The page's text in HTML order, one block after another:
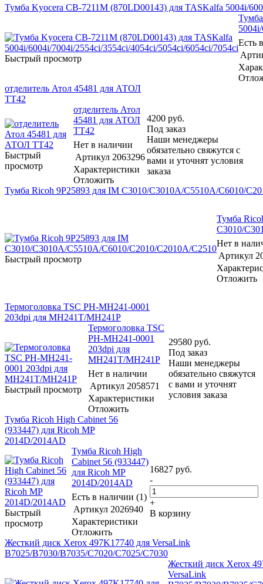
Тумба Kyocera CB-7211M (870LD00143) для TASKalfa 5004i/
Быстрый просмотр
Есть
отделитель Атол 45481 для АТОЛ
TT42
Быстрый
просмотр
отделитель Атол
45481 для АТОЛ
TT42
Нет в наличии
Артикул 2063296
Характеристики
Отложить
4200 руб.
Под заказ
Наши менеджеры
обязательно свяжутся с
вами и уточнят условия
заказа
Тумба Ricoh 9P25893 для IM C3010/C3010A/C5510A/C6010/
Быстрый просмотр
Тумба
C3010/
Нет в
Артикул
Отложить
Термоголовка TSC PH-MH241-0001
203dpi для MH241T/MH241P
Быстрый просмотр
Термоголовка TSC
PH-MH241-0001
203dpi для
MH241T/MH241P
Нет в наличии
Артикул 2058571
Характеристики
Отложить
29580 руб.
Под заказ
Наши менеджеры
обязательно свяжутся
с вами и уточнят
условия заказа
Тумба Ricoh High Cabinet 56
(933447) для Ricoh MP
2014D/2014AD
Быстрый
просмотр
Тумба Ricoh High
Cabinet 56 (933447)
для Ricoh MP
2014D/2014AD
Есть в наличии (1)
Артикул 2026940
Характеристики
Отложить
16827 руб.
-
+
В корзину
Жесткий диск Xerox 497K17740 для VersaLink
B7025/B7030/B7035/C7020/C7025/C7030
Жесткий диск Xerox
VersaLink